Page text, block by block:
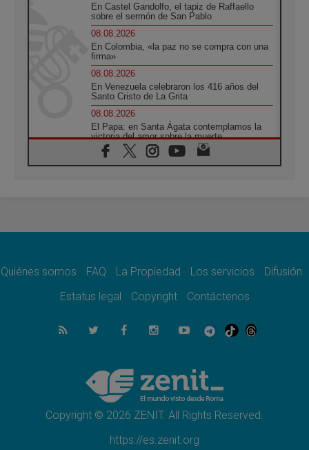
En Castel Gandolfo, el tapiz de Raffaello
sobre el sermón de San Pablo
08.08.2026
En Colombia, «la paz no se compra con una
firma»
08.08.2026
En Venezuela celebraron los 416 años del
Santo Cristo de La Grita
08.08.2026
El Papa: en Santa Ágata contemplamos la
victoria del amor sobre la muerte
08.08.2026
León XIV visitará el Santuario de la Madre
07.08.2026
07.08.2026
el compromiso del cristiano"
La matanza de niños en Gaza no cesa: 300
muertos en 300 días
Tagle: La guerra desfigura el mundo, solo la
revelación de Dios lo transfigura
Quiénes somos FAQ La Propiedad Los servicios
Difusión
Estatus legal
Copyright Contáctenos
Copyright © 2026 ZENIT. All Rights Reserved.
https://es.zenit.org